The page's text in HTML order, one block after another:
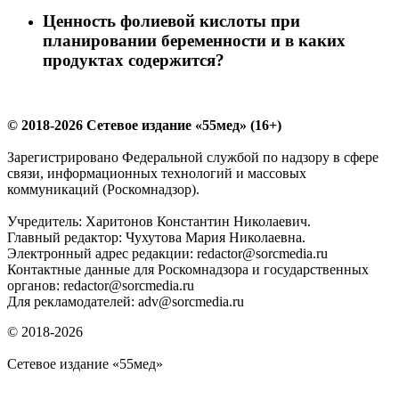
Ценность фолиевой кислоты при
планировании беременности и в каких
продуктах содержится?
© 2018-2026 Сетевое издание «55мед» (16+)
Зарегистрировано Федеральной службой по надзору в сфере
связи, информационных технологий и массовых
коммуникаций (Роскомнадзор).
Учредитель: Харитонов Константин Николаевич.
Главный редактор: Чухутова Мария Николаевна.
Электронный адрес редакции: redactor@sorcmedia.ru
Контактные данные для Роскомнадзора и государственных
органов: redactor@sorcmedia.ru
Для рекламодателей: adv@sorcmedia.ru
© 2018-2026
Сетевое издание «55мед»